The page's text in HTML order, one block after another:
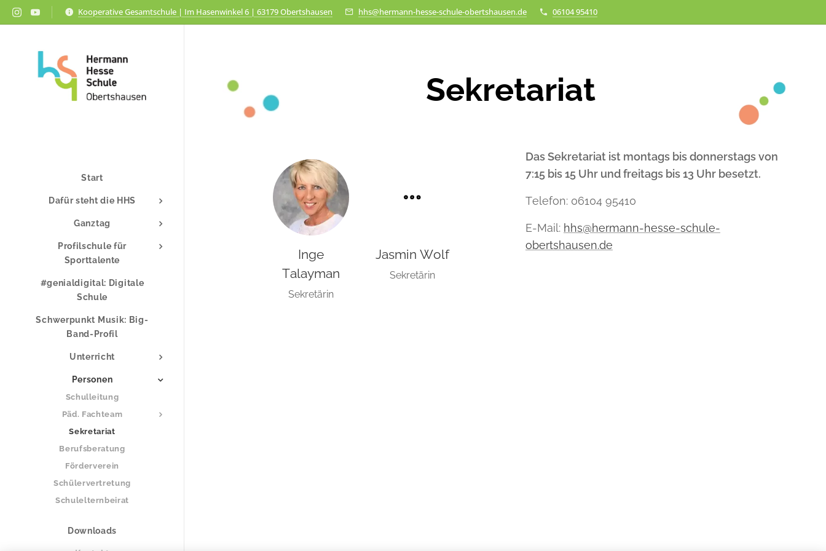
Kooperative Gesamtschule | Im Hasenwinkel 6 | 63179 Obertshausen hhs@hermann-hesse-schule-obertshausen.de 06104 95410
Start
Dafür steht die HHS
Ganztag
Profilschule für
Sporttalente
#genialdigital: Digitale
Schule
Schwerpunkt Musik: Big-
Band-Profil
Unterricht
Personen
Schulleitung
Päd. Fachteam
Sekretariat
Berufsberatung
Förderverein
Schülervertretung
Schulelternbeirat
Downloads
Sekretariat
Inge
Talayman
Sekretärin
Jasmin Wolf
Sekretärin
Das Sekretariat ist montags bis donnerstags von
7:15 bis 15 Uhr und freitags bis 13 Uhr besetzt.
Telefon: 06104 95410
E-Mail: hhs@hermann-hesse-schule-
obertshausen.de